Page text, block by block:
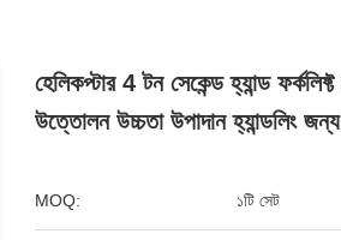
হেলিকপ্টার 4 টন সেকেন্ড হ্যান্ড
উত্তোলন উচ্চতা উপাদান হ্যান্ডলিং জন্য
MOQ: ১টি সেট